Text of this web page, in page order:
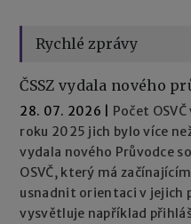
Rychlé zprávy
ČSSZ vydala nového
28. 07. 2026
Počet
roku 2025 jich bylo více
vydala nového Průvodce
OSVČ, který má
usnadnit orientaci v jejich
vysvětluje například